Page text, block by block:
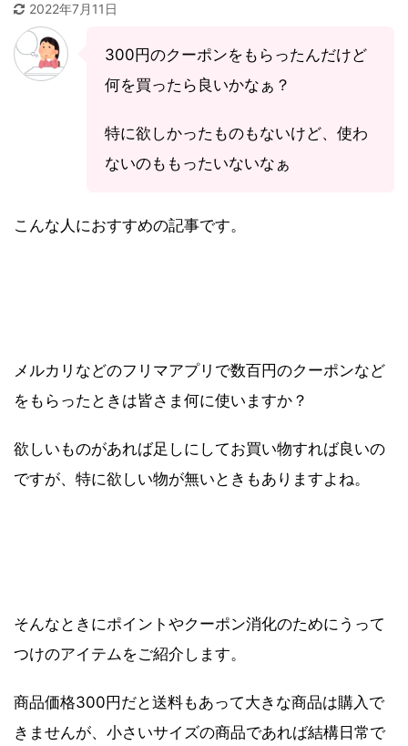
2022年7月11日
300円のクーポンをもらったんだけど
何を買ったら良いかなぁ？
特に欲しかったものもないけど、使わ
ないのももったいないなぁ
こんな人におすすめの記事です。
メルカリなどのフリマアプリで数百円のクーポンなど
をもらったときは皆さま何に使いますか？
欲しいものがあれば足しにしてお買い物すれば良いの
ですが、特に欲しい物が無いときもありますよね。
そんなときにポイントやクーポン消化のためにうって
つけのアイテムをご紹介します。
商品価格300円だと送料もあって大きな商品は購入で
きませんが、小さいサイズの商品であれば結構日常で